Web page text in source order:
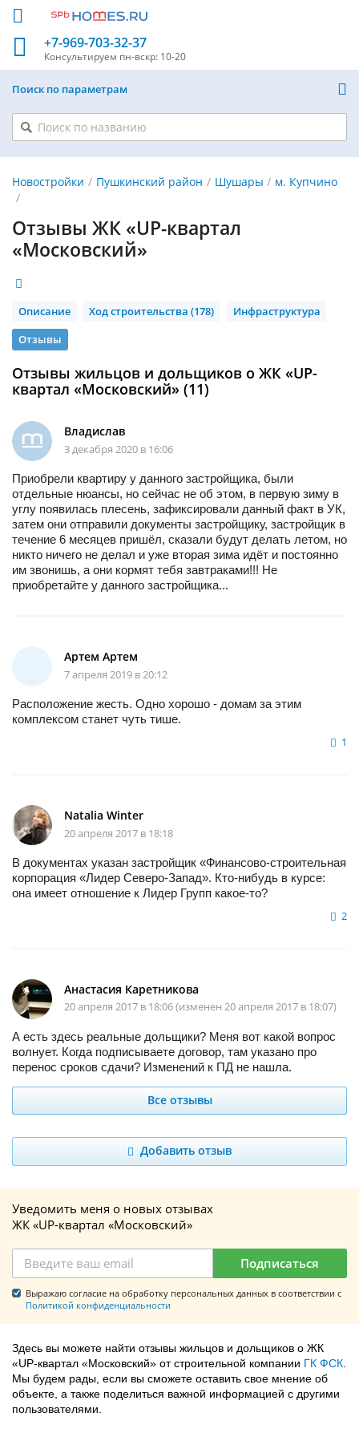
+7-969-703-32-37
Консультируем пн-вскр: 10-20
Поиск по параметрам
Новостройки Пушкинский район Шушары м. Купчино
Отзывы ЖК «UP-квартал
«Московский»
Описание Ход строительства (178)
Инфраструктура
Отзывы
Отзывы жильцов и дольщиков о ЖК «UP-
квартал «Московский» (11)
Владислав
3 декабря 2020 в 16:06
Приобрели квартиру у данного застройщика, были
отдельные нюансы, но сейчас не об этом, в первую зиму в
углу появилась плесень, зафиксировали данный факт в УК,
затем они отправили документы застройщику, застройщик в
течение 6 месяцев пришёл, сказали будут делать летом, но
никто ничего не делал и уже вторая зима идёт и постоянно
им звонишь, а они кормят тебя завтраками!!! Не
приобретайте у данного застройщика...
Артем Артем
7 апреля 2019 в 20:12
Расположение жесть. Одно хорошо - домам за этим
комплексом станет чуть тише.
1
Natalia Winter
20 апреля 2017 в 18:18
В документах указан застройщик «Финансово-строительная
корпорация «Лидер Северо-Запад». Кто-нибудь в курсе:
она имеет отношение к Лидер Групп какое-то?
2
Анастасия Каретникова
20 апреля 2017 в 18:06 (изменен 20 апреля 2017 в 18:07)
А есть здесь реальные дольщики? Меня вот какой вопрос
волнует. Когда подписываете договор, там указано про
перенос сроков сдачи? Изменений к ПД не нашла.
Все отзывы
Добавить отзыв
Уведомить меня о новых отзывах
ЖК «UP-квартал «Московский»
Подписаться
Выражаю согласие на обработку персональных данных в соответствии с
Политикой конфиденциальности
Здесь вы можете найти отзывы жильцов и дольщиков о ЖК
«UP-квартал «Московский» от строительной компании ГК ФСК
Мы будем рады, если вы сможете оставить свое мнение об
объекте, а также поделиться важной информацией с другими
пользователями.